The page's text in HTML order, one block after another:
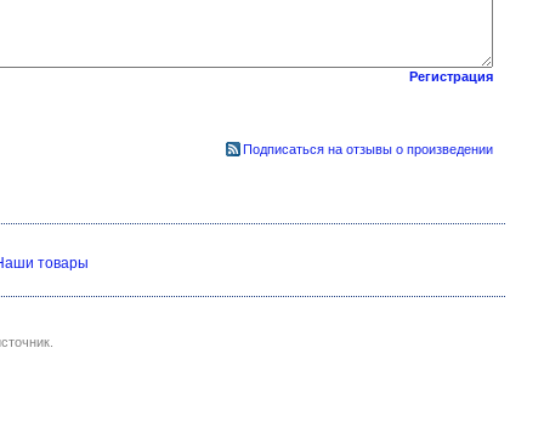
Регистрация
Подписаться на отзывы о произведении
товары